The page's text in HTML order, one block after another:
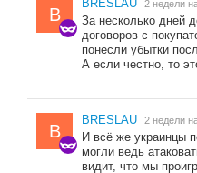
B
BRESLAU 2 недели
За несколько дней
договоров с
понесли убытки
А если честно, то
B
BRESLAU 2 недели
И всё же украинцы
могли ведь
видит, что мы